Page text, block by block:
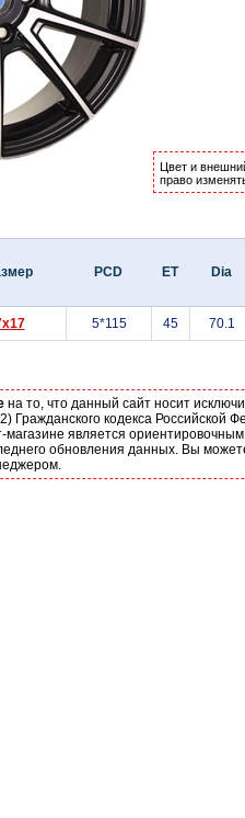
Цвет и
право
PCD ET Dia
5*115 45 70.1
на то, что данный сайт носит
Гражданского кодекса Российской
является
обновления данных. Вы